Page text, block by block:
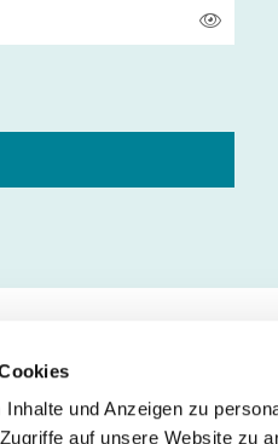
und Anzeigen zu
auf unsere Website zu
Service